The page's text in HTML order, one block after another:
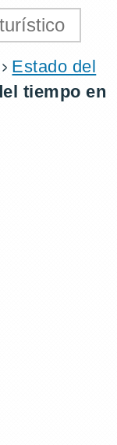
Estado del
tiempo en